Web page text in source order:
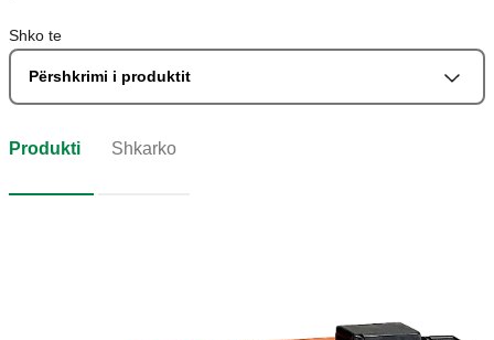
Shko te
Përshkrimi i produktit
Produkti Shkarko